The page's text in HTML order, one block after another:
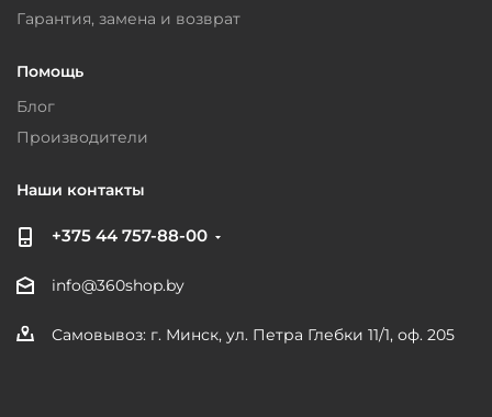
Гарантия, замена и возврат
Помощь
Блог
Производители
Наши контакты
+375 44 757-88-00
info@360shop.by
Самовывоз: г. Минск, ул. Петра Глебки 11/1, оф. 205